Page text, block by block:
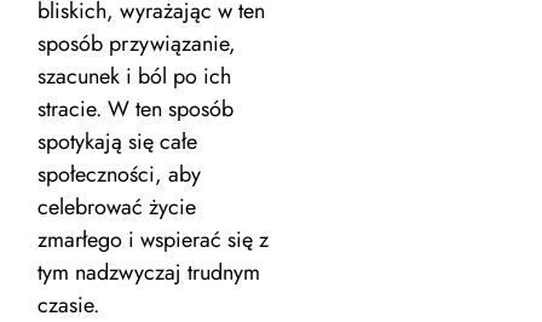
bliskich, wyrażając w ten
sposób przywiązanie,
szacunek i ból po ich
stracie. W ten sposób
spotykają się całe
społeczności, aby
celebrować życie
zmarłego i wspierać się z
tym nadzwyczaj trudnym
czasie.